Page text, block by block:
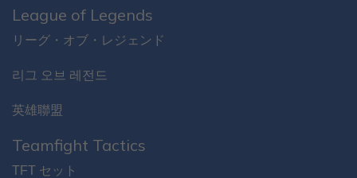
League of Legends
リーグ・オブ・レジェンド
리그 오브 레전드
英雄聯盟
Teamfight Tactics
TFT セット